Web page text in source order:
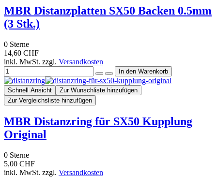
MBR Distanzplatten SX50 Backen 0.5mm
(3 Stk.)
0 Sterne
14,60 CHF
inkl. MwSt. zzgl. Versandkosten
Schnell Ansicht
Zur Wunschliste hinzufügen
Zur Vergleichsliste hinzufügen
MBR Distanzring für SX50 Kupplung
Original
0 Sterne
5,00 CHF
inkl. MwSt. zzgl. Versandkosten